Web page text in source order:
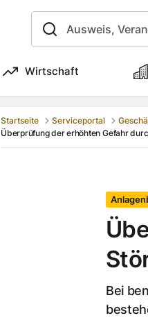
Wirtschaft
Startseite Serviceportal
Überprüfung der erhöhten Gefahr
Bei